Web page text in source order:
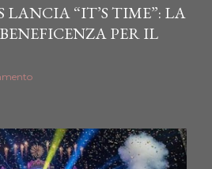
LANCIA “IT’S TIME”: LA
PER IL